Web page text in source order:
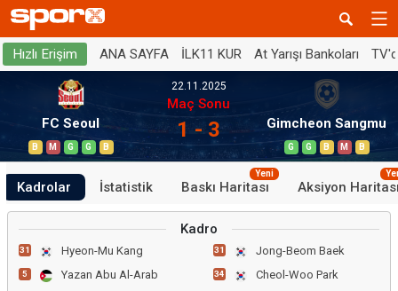
Hızlı Erişim ANA SAYFA İLK11 KUR At Yarışı Bankoları
FC Seoul
B M G G B
22.11.2025
Maç Sonu
1 - 3 Gimcheon Sangmu
G G B M B
Kadrolar İstatistik Baskı Haritası
Yeni
Aksiyon
Kadro
31 Hyeon-Mu Kang
5 Yazan Abu Al-Arab
31 Jong-Beom Baek
34 Cheol-Woo Park